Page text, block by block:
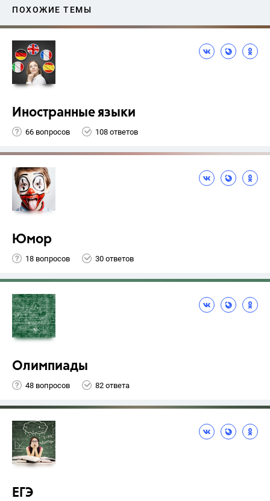
ПОХОЖИЕ ТЕМЫ
Иностранные языки
66 вопросов 108 ответов
Юмор
18 вопросов 30 ответов
Олимпиады
48 вопросов 82 ответа
ЕГЭ